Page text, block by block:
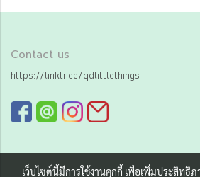
Contact us
https://linktr.ee/qdlittlethings
เว็บไซต์นี้มีการใช้งานคุกกี้ เพื่อเพิ่มประสิท